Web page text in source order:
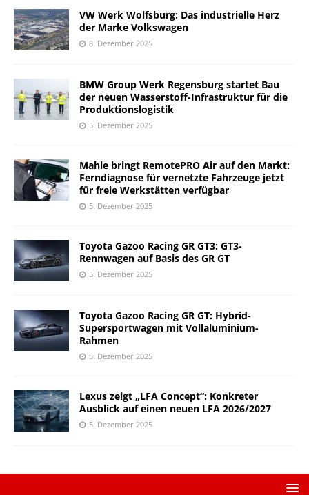
VW Werk Wolfsburg: Das industrielle Herz
der Marke Volkswagen
8. Dezember 2025
BMW Group Werk Regensburg startet Bau
der neuen Wasserstoff-Infrastruktur für die
Produktionslogistik
5. Dezember 2025
Mahle bringt RemotePRO Air auf den Markt:
Ferndiagnose für vernetzte Fahrzeuge jetzt
für freie Werkstätten verfügbar
5. Dezember 2025
Toyota Gazoo Racing GR GT3: GT3-
Rennwagen auf Basis des GR GT
5. Dezember 2025
Toyota Gazoo Racing GR GT: Hybrid-
Supersportwagen mit Vollaluminium-
Rahmen
5. Dezember 2025
Lexus zeigt „LFA Concept“: Konkreter
Ausblick auf einen neuen LFA 2026/2027
5. Dezember 2025